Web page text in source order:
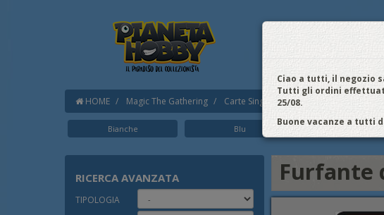
Noi Acquistiamo
ACCEDI / REGISTRATI
HOME Magic The Gathering Carte Singole Nuova Phyrexia
Bianche Blu
RICERCA AVANZATA
TIPOLOGIA
Furfante
Ciao a tutti, il negozio
Tutti gli ordini
25/08.
Buone vacanze a tutti